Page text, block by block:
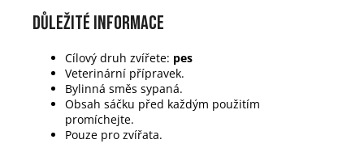
Důležité informace
Cílový druh zvířete: pes
Veterinární přípravek.
Bylinná směs sypaná.
Obsah sáčku před každým použitím
promíchejte.
Pouze pro zvířata.